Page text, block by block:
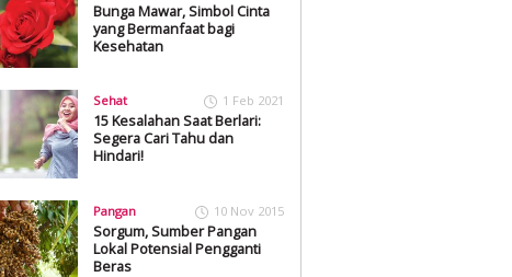
Bunga Mawar, Simbol Cinta
yang Bermanfaat bagi
Kesehatan
Sehat 1 Feb 2021
15 Kesalahan Saat Berlari:
Segera Cari Tahu dan
Hindari!
Pangan 10 Nov 2015
Sorgum, Sumber Pangan
Lokal Potensial Pengganti
Beras